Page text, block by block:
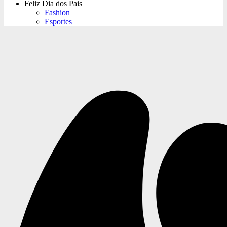
Feliz Dia dos Pais
Fashion
Esportes